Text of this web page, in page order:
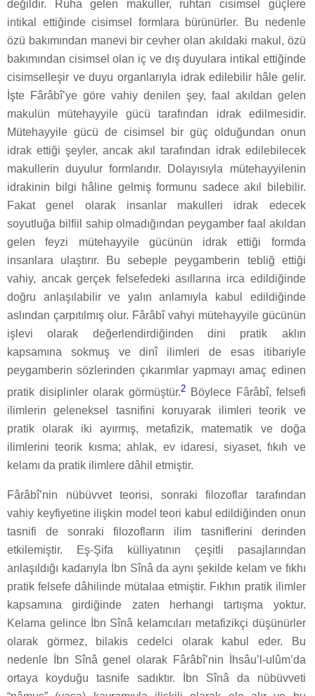
değildir. Ruha gelen makuller, ruhtan cisimsel güçlere
intikal ettiğinde cisimsel formlara bürünürler. Bu nedenle
özü bakımından manevi bir cevher olan akıldaki makul, özü
bakımından cisimsel olan iç ve dış duyulara intikal ettiğinde
cisimselleşir ve duyu organlarıyla idrak edilebilir hâle gelir.
İşte Fârâbî’ye göre vahiy denilen şey, faal akıldan gelen
makulün mütehayyile gücü tarafından idrak edilmesidir.
Mütehayyile gücü de cisimsel bir güç olduğundan onun
idrak ettiği şeyler, ancak akıl tarafından idrak edilebilecek
makullerin duyulur formlarıdır. Dolayısıyla mütehayyilenin
idrakinin bilgi hâline gelmiş formunu sadece akıl bilebilir.
Fakat genel olarak insanlar makulleri idrak edecek
soyutluğa bilfiil sahip olmadığından peygamber faal akıldan
gelen feyzi mütehayyile gücünün idrak ettiği formda
insanlara ulaştırır. Bu sebeple peygamberin tebliğ ettiği
vahiy, ancak gerçek felsefedeki asıllarına irca edildiğinde
doğru anlaşılabilir ve yalın anlamıyla kabul edildiğinde
aslından çarpıtılmış olur. Fârâbî vahyi mütehayyile gücünün
işlevi olarak değerlendirdiğinden dini pratik aklın
kapsamına sokmuş ve dinî ilimleri de esas itibariyle
peygamberin sözlerinden çıkarımlar yapmayı amaç edinen
pratik disiplinler olarak görmüştür.2Böylece Fârâbî, felsefi
ilimlerin geleneksel tasnifini koruyarak ilimleri teorik ve
pratik olarak iki ayırmış, metafizik, matematik ve doğa
ilimlerini teorik kısma; ahlak, ev idaresi, siyaset, fıkıh ve
kelamı da pratik ilimlere dâhil etmiştir.
Fârâbî’nin nübüvvet teorisi, sonraki filozoflar tarafından
vahiy keyfiyetine ilişkin model teori kabul edildiğinden onun
tasnifi de sonraki filozofların ilim tasniflerini derinden
etkilemiştir. Eş-Şifa külliyatının çeşitli pasajlarından
anlaşıldığı kadarıyla İbn Sînâ da aynı şekilde kelam ve fıkhı
pratik felsefe dâhilinde mütalaa etmiştir. Fıkhın pratik ilimler
kapsamına girdiğinde zaten herhangi tartışma yoktur.
Kelama gelince İbn Sînâ kelamcıları metafizikçi düşünürler
olarak görmez, bilakis cedelci olarak kabul eder. Bu
nedenle İbn Sînâ genel olarak Fârâbî’nin İhsâu’l-ulûm’da
ortaya koyduğu tasnife sadıktır. İbn Sînâ da nübüvveti